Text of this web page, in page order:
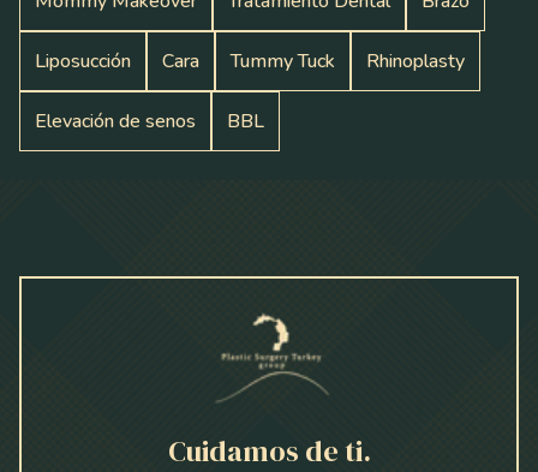
Liposucción Cara Tummy Tuck Rhinoplasty
Elevación de senos BBL
Cuidamos de ti.